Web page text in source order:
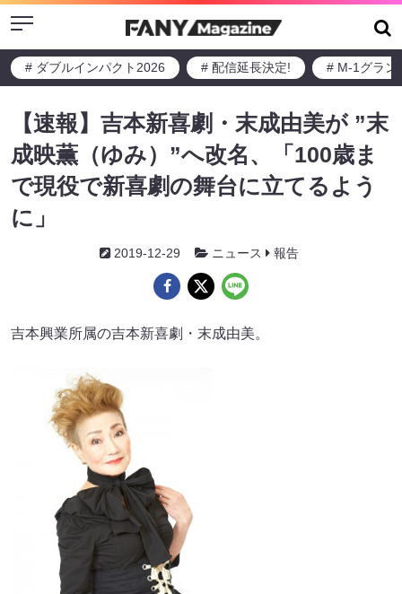
Menu
# ダブルインパクト2026 # 配信延長決定! # M-1グラン
【速報】吉本新喜劇・末成由美が ”末
成映薫（ゆみ）”へ改名、「100歳ま
で現役で新喜劇の舞台に立てるよう
に」
2019-12-29 ニュース 報告
吉本興業所属の吉本新喜劇・末成由美。